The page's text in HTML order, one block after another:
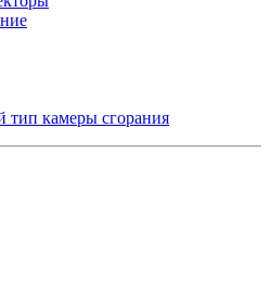
камеры сгорания